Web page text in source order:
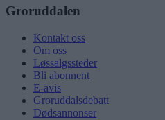
Groruddalen
Kontakt oss
Om oss
Løssalgssteder
Bli abonnent
E-avis
Groruddalsdebatt
Dødsannonser